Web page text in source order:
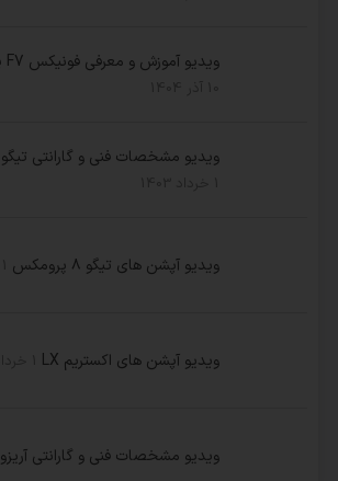
ویدیو آموزش و معرفی فونیکس F7 پلاگین هیبرید
ویدیو مشخصات فنی و گارانتی تیگو ۸ پرومکس
ویدیو آپشن های تیگو ۸ پرومکس
ویدیو آپشن های اکستریم LX
ویدیو مشخصات فنی و گارانتی آریزو ۸